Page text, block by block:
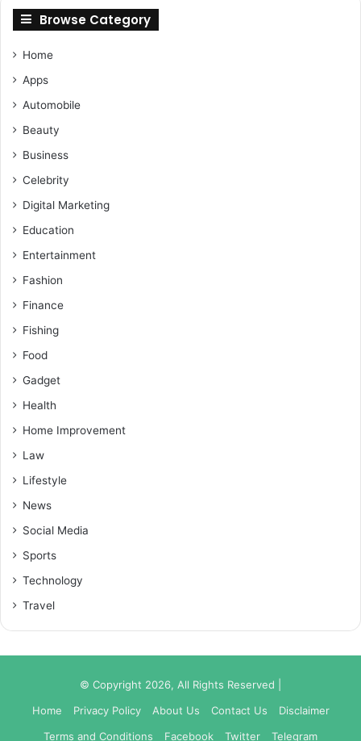
Browse Category
Home
Apps
Automobile
Beauty
Business
Celebrity
Digital Marketing
Education
Entertainment
Fashion
Finance
Fishing
Food
Gadget
Health
Home Improvement
Law
Lifestyle
News
Social Media
Sports
Technology
Travel
© Copyright 2026, All Rights Reserved |
Home
Privacy Policy About Us Contact Us
Disclaimer
Terms and Conditions
Facebook Twitter Telegram